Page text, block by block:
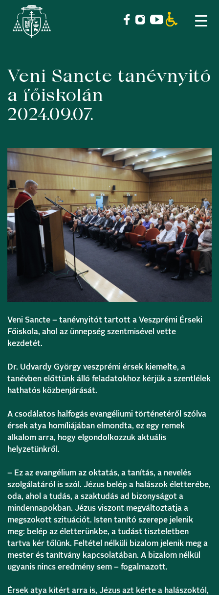
Skip
content
Veni Sancte tanévnyitó
a főiskolán
2024.09.07.
Veni Sancte – tanévnyitót tartott a Veszprémi Érseki
Főiskola, ahol az ünnepség szentmisével vette
kezdetét.
Dr. Udvardy György veszprémi érsek kiemelte, a
tanévben előttünk álló feladatokhoz kérjük a szentlélek
hathatós közbenjárását.
A csodálatos halfogás evangéliumi történetéről szólva
érsek atya homíliájában elmondta, ez egy remek
alkalom arra, hogy elgondolkozzuk aktuális
helyzetünkről.
– Ez az evangélium az oktatás, a tanítás, a nevelés
szolgálatáról is szól. Jézus belép a halászok életterébe,
oda, ahol a tudás, a szaktudás ad bizonyságot a
mindennapokban. Jézus viszont megváltoztatja a
megszokott szituációt. Isten tanító szerepe jelenik
meg: belép az életterünkbe, a tudást tiszteletben
tartva kér tőlünk. Feltétel nélküli bizalom jelenik meg a
mester és tanítvány kapcsolatában. A bizalom nélkül
ugyanis nincs eredmény sem – fogalmazott.
Érsek atya kitért arra is, Jézus azt kérte a halászoktól,